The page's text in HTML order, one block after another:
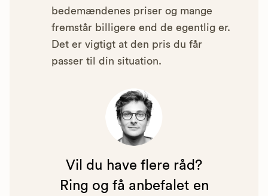
bedemændenes priser og mange
fremstår billigere end de egentlig er.
Det er vigtigt at den pris du får
passer til din situation.
Vil du have flere råd?
Ring og få anbefalet en